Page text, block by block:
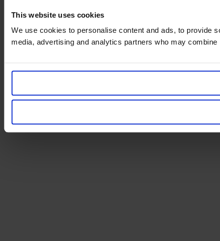
This website uses cookies
We use cookies to personalise content and ads, to provide
media, advertising and analytics partners who may